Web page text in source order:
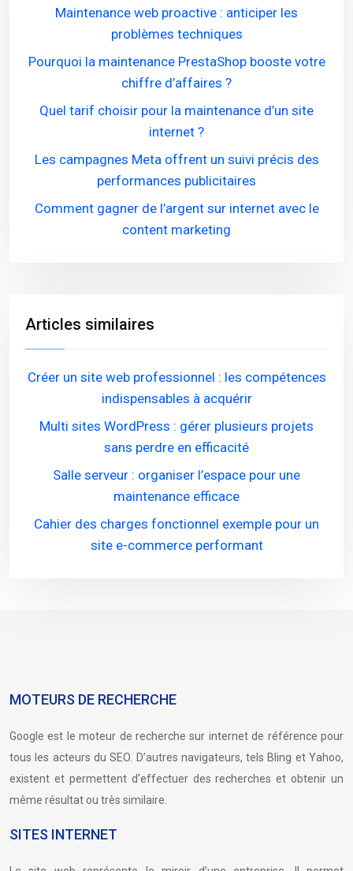
Maintenance web proactive : anticiper les
problèmes techniques
Pourquoi la maintenance PrestaShop booste votre
chiffre d’affaires ?
Quel tarif choisir pour la maintenance d’un site
internet ?
Les campagnes Meta offrent un suivi précis des
performances publicitaires
Comment gagner de l’argent sur internet avec le
content marketing
Articles similaires
Créer un site web professionnel : les compétences
indispensables à acquérir
Multi sites WordPress : gérer plusieurs projets
sans perdre en efficacité
Salle serveur : organiser l’espace pour une
maintenance efficace
Cahier des charges fonctionnel exemple pour un
site e-commerce performant
MOTEURS DE RECHERCHE
Google est le moteur de recherche sur internet de référence pour
tous les acteurs du SEO. D’autres navigateurs, tels Bling et Yahoo,
existent et permettent d’effectuer des recherches et obtenir un
même résultat ou très similaire.
SITES INTERNET